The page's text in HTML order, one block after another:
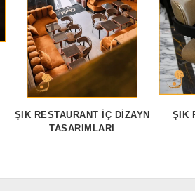
ŞIK RESTAURANT İÇ DIZAYN
TASARIMLARI
ŞIK